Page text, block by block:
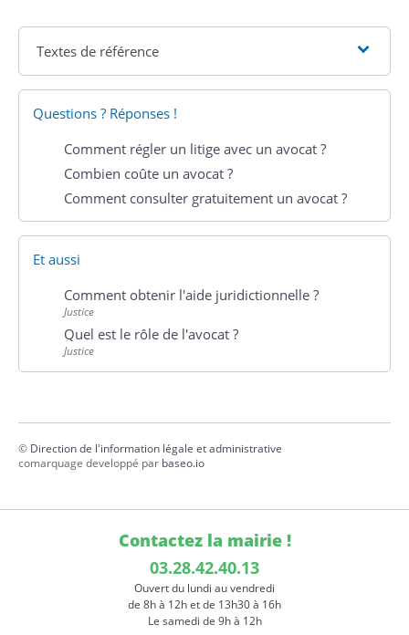
Textes de référence
Questions ? Réponses !
Comment régler un litige avec un avocat ?
Combien coûte un avocat ?
Comment consulter gratuitement un avocat ?
Et aussi
Comment obtenir l'aide juridictionnelle ?
Justice
Quel est le rôle de l'avocat ?
Justice
© Direction de l'information légale et administrative
comarquage developpé par baseo.io
Contactez la mairie !
03.28.42.40.13
Ouvert du lundi au vendredi
de 8h à 12h et de 13h30 à 16h
Le samedi de 9h à 12h